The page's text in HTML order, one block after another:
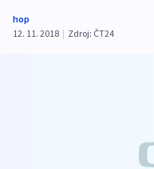
hop
12. 11. 2018 | Zdroj: ČT24